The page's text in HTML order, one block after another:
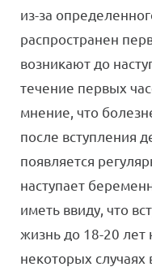
из-за
распространен
возникают до
течение первых
мнение, что
после вступления
появляется
наступает
иметь ввиду, что
жизнь до 18-20 лет
некоторых